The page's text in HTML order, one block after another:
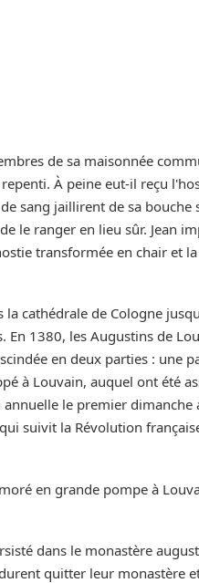
de sa maisonnée
À peine eut-il reçu
sang jaillirent de sa bouche
le ranger en lieu sûr. Jean
transformée en chair et
cathédrale de Cologne
1380, les Augustins de
en deux parties : une
à Louvain, auquel ont été
le premier dimanche
suivit la Révolution
en grande pompe à
dans le monastère
quitter leur monastère